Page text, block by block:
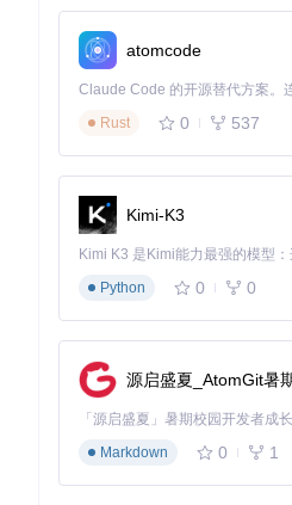
加速方案
实现复杂度
直链解析
中
P2P加速
高
代理服务器
低
协议优化
中
本项目采用直链解析方案，通
项目采用插件化架构设计，核
解析引擎：负责不同网盘平
任务调度器：管理下载任务
配置管理：通过JSON文件
UI交互层：提供用户配置界
{
atomcode
Rust
0 537
Kimi-K3
Python
0 0
源启盛夏_AtomGit暑
Markdown
0 1